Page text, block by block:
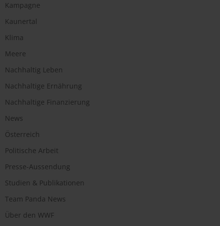
Kampagne
Kaunertal
Klima
Meere
Nachhaltig Leben
Nachhaltige Ernährung
Nachhaltige Finanzierung
News
Österreich
Politische Arbeit
Presse-Aussendung
Studien & Publikationen
Team Panda News
Über den WWF